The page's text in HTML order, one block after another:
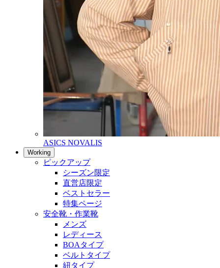
ASICS NOVALIS
Working
ピックアップ
シーズン限定
直営店限定
ベストセラー
特集ページ
安全靴・作業靴
メンズ
レディース
BOAタイプ
ベルトタイプ
紐タイプ